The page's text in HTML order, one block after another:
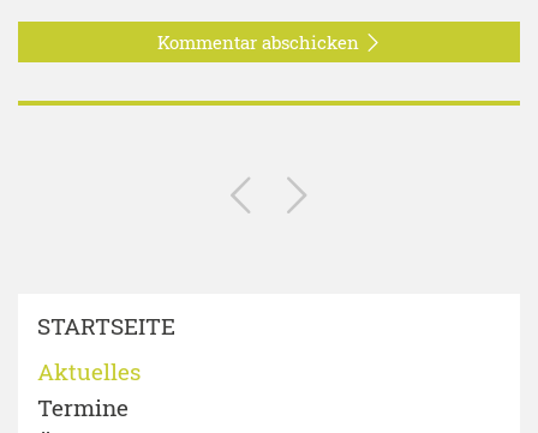
Kommentar abschicken
STARTSEITE
Aktuelles
Termine